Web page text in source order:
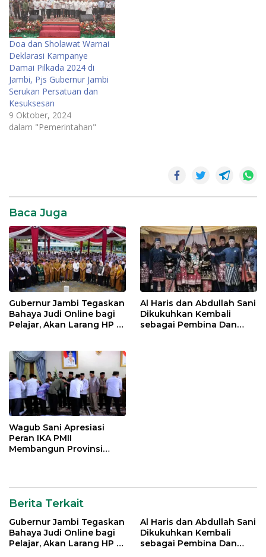
Doa dan Sholawat Warnai
Deklarasi Kampanye
Damai Pilkada 2024 di
Jambi, Pjs Gubernur Jambi
Serukan Persatuan dan
Kesuksesan
9 Oktober, 2024
dalam "Pemerintahan"
Baca Juga
Gubernur Jambi Tegaskan
Bahaya Judi Online bagi
Pelajar, Akan Larang HP di
Al Haris dan Abdullah Sani
Dikukuhkan Kembali
sebagai Pembina Dan
Wagub Sani Apresiasi
Peran IKA PMII
Membangun Provinsi
Berita Terkait
Gubernur Jambi Tegaskan
Bahaya Judi Online bagi
Pelajar, Akan Larang HP di
Al Haris dan Abdullah Sani
Dikukuhkan Kembali
sebagai Pembina Dan